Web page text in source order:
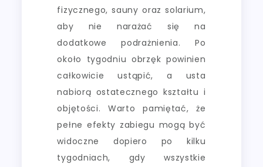
fizycznego, sauny oraz solarium,
aby nie narażać się na
dodatkowe podrażnienia. Po
około tygodniu obrzęk powinien
całkowicie ustąpić, a usta
nabiorą ostatecznego kształtu i
objętości. Warto pamiętać, że
pełne efekty zabiegu mogą być
widoczne dopiero po kilku
tygodniach, gdy wszystkie